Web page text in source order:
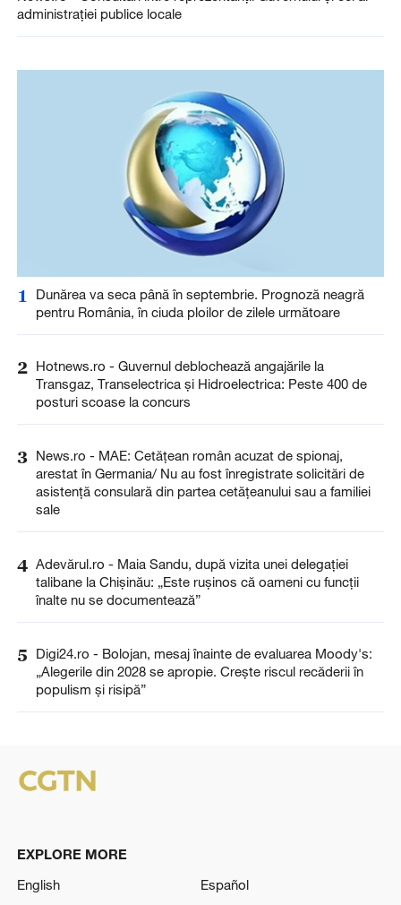
administraţiei publice locale
1
Dunărea va seca până în septembrie. Prognoză neagră
pentru România, în ciuda ploilor de zilele următoare
2 Hotnews.ro - Guvernul deblochează angajările la
Transgaz, Transelectrica și Hidroelectrica: Peste 400 de
posturi scoase la concurs
3 News.ro - MAE: Cetăţean român acuzat de spionaj,
arestat în Germania/ Nu au fost înregistrate solicitări de
asistenţă consulară din partea cetăţeanului sau a familiei
sale
4 Adevărul.ro - Maia Sandu, după vizita unei delegației
talibane la Chișinău: „Este rușinos că oameni cu funcții
înalte nu se documentează”
5
Digi24.ro - Bolojan, mesaj înainte de evaluarea Moody's:
„Alegerile din 2028 se apropie. Crește riscul recăderii în
populism și risipă”
EXPLORE MORE
English
Español